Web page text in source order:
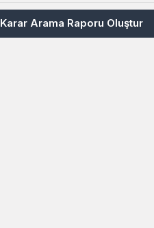
Karar Arama Raporu Oluştur